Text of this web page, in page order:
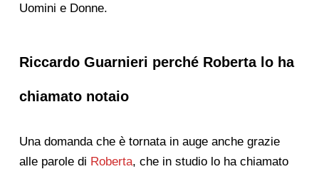
Uomini e Donne.
Riccardo Guarnieri perché Roberta lo ha
chiamato notaio
Una domanda che è tornata in auge anche grazie
alle parole di Roberta, che in studio lo ha chiamato